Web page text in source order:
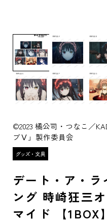
©2023 橘公司・つなこ／
ブⅤ」製作委員会
デート・ア・ラ
ング 時崎狂三
マイド 【1BOX】